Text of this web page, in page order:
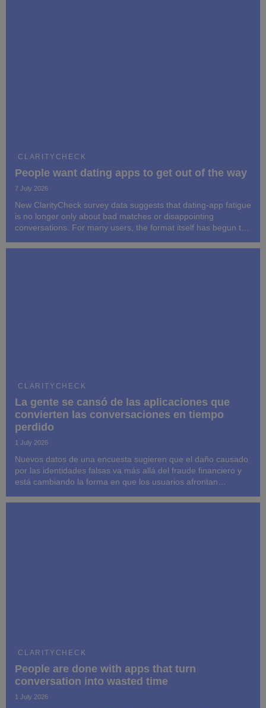
CLARITYCHECK
People want dating apps to get out of the way
7 July 2026
New ClarityCheck survey data suggests that dating-app fatigue
is no longer only about bad matches or disappointing
conversations. For many users, the format itself has begun to
CLARITYCHECK
La gente se cansó de las aplicaciones que
convierten las conversaciones en tiempo
perdido
1 July 2026
Nuevos datos de una encuesta sugieren que el daño causado
por las identidades falsas va más allá del fraude financiero y
está cambiando la forma en que los usuarios afrontan
tenga oportunidad de formarse.
CLARITYCHECK
People are done with apps that turn
conversation into wasted time
1 July 2026